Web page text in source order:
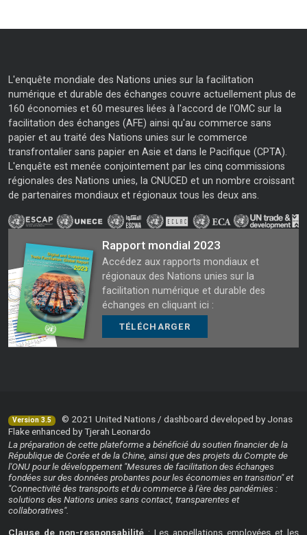
L'enquête mondiale des Nations unies sur la facilitation
numérique et durable des échanges couvre actuellement plus de
160 économies et 60 mesures liées à l'accord de l'OMC sur la
facilitation des échanges (AFE) ainsi qu'au commerce sans
papier et au traité des Nations unies sur le commerce
transfrontalier sans papier en Asie et dans le Pacifique (CPTA).
L'enquête est menée conjointement par les cinq commissions
régionales des Nations unies, la CNUCED et un nombre croissant
de partenaires mondiaux et régionaux tous les deux ans.
Rapport mondial 2023
Accédez aux rapports mondiaux et
régionaux des Nations unies sur la
facilitation numérique et durable des
échanges en cliquant ici :
TÉLÉCHARGER
Version 3.5
© 2021 United Nations / dashboard developed by Jonas
Flake enhanced by Tjerah Leonardo
La préparation de cette plateforme a bénéficié du soutien financier de la
République de Corée et de la Chine, ainsi que des projets du Compte de
l'ONU pour le développement "Mesures de facilitation des échanges
fondées sur des données probantes pour les économies en transition" et
"Connectivité des transports et du commerce à l'ère des pandémies :
solutions des Nations unies sans contact, transparentes et
collaboratives".
Clause de non-responsabilité : Les appellations employées et les